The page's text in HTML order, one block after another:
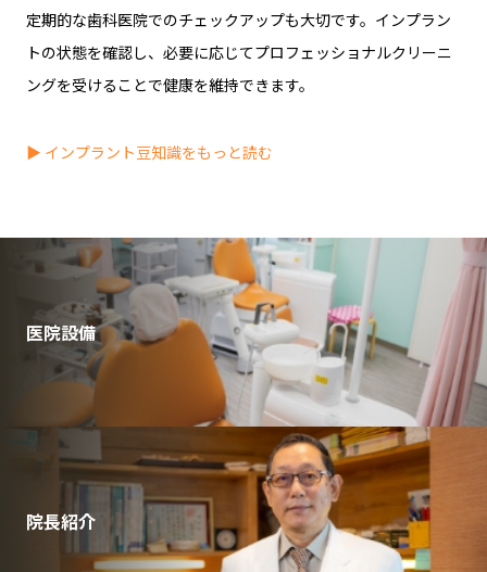
定期的な歯科医院でのチェックアップも大切です。インプラン
トの状態を確認し、必要に応じてプロフェッショナルクリーニ
ングを受けることで健康を維持できます。
▶ インプラント豆知識をもっと読む
医院設備
院長紹介